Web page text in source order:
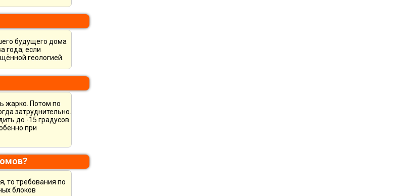
будущего дома
года; если
геологией.
жарко. Потом по
затруднительно.
до -15 градусов.
при
то требования по
блоков